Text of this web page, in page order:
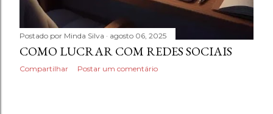
Postado por Minda Silva agosto 06, 2025
COMO LUCRAR COM REDES SOCIAIS
Compartilhar Postar um comentário